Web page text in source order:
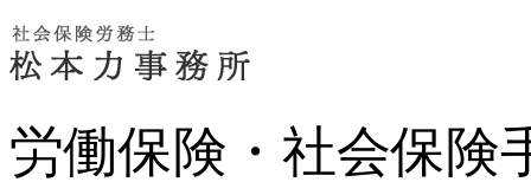
労働保険・社会保険